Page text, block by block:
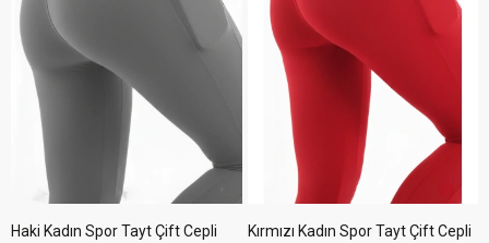
Haki Kadın Spor Tayt Çift Cepli
Kırmızı Kadın Spor Tayt Çift Cepli